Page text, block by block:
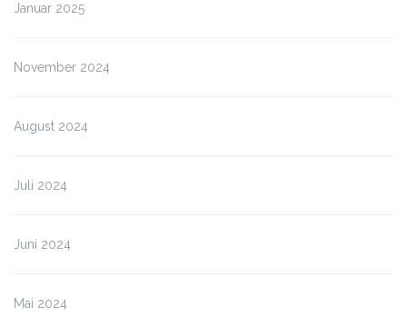
Januar 2025
November 2024
August 2024
Juli 2024
Juni 2024
Mai 2024